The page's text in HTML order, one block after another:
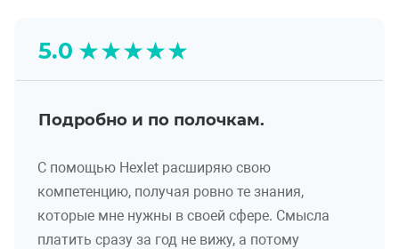
5.0 ★★★★★
Подробно и по полочкам.
С помощью Hexlet расширяю свою
компетенцию, получая ровно те знания,
которые мне нужны в своей сфере. Смысла
платить сразу за год не вижу, а потому